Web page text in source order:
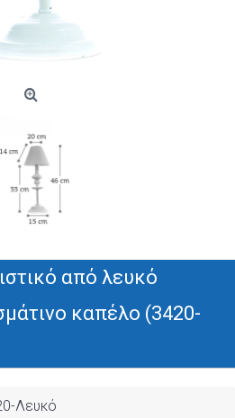
από λευκό
καπέλο (3420-
Λευκό